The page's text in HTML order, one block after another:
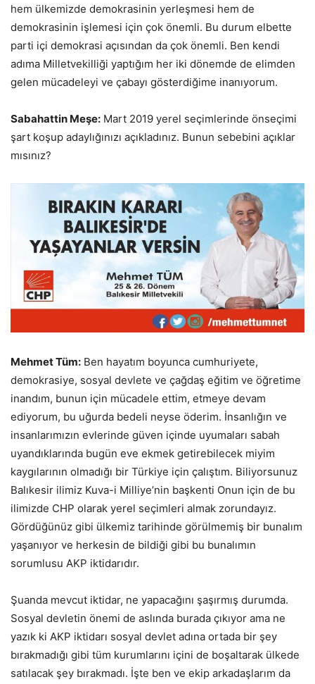
hem ülkemizde demokrasinin yerleşmesi hem de
demokrasinin işlemesi için çok önemli. Bu durum elbette
parti içi demokrasi açısından da çok önemli. Ben kendi
adıma Milletvekilliği yaptığım her iki dönemde de elimden
gelen mücadeleyi ve çabayı gösterdiğime inanıyorum.
Sabahattin Meşe: Mart 2019 yerel seçimlerinde önseçimi
şart koşup adaylığınızı açıkladınız. Bunun sebebini açıklar
mısınız?
Mehmet Tüm: Ben hayatım boyunca cumhuriyete,
demokrasiye, sosyal devlete ve çağdaş eğitim ve öğretime
inandım, bunun için mücadele ettim, etmeye devam
ediyorum, bu uğurda bedeli neyse öderim. İnsanlığın ve
insanlarımızın evlerinde güven içinde uyumaları sabah
uyandıklarında bugün eve ekmek getirebilecek miyim
kaygılarının olmadığı bir Türkiye için çalıştım. Biliyorsunuz
Balıkesir ilimiz Kuva-i Milliye’nin başkenti Onun için de bu
ilimizde CHP olarak yerel seçimleri almak zorundayız.
Gördüğünüz gibi ülkemiz tarihinde görülmemiş bir bunalım
yaşanıyor ve herkesin de bildiği gibi bu bunalımın
sorumlusu AKP iktidarıdır.
Şuanda mevcut iktidar, ne yapacağını şaşırmış durumda.
Sosyal devletin önemi de aslında burada çıkıyor ama ne
yazık ki AKP iktidarı sosyal devlet adına ortada bir şey
bırakmadığı gibi tüm kurumlarını içini de boşaltarak ülkede
satılacak şey bırakmadı. İşte ben ve ekip arkadaşlarım da